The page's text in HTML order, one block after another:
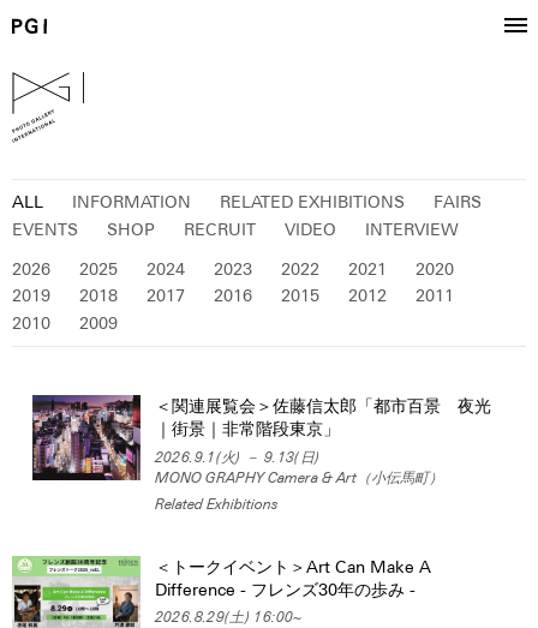
ALL INFORMATION RELATED EXHIBITIONS
FAIRS
EVENTS
SHOP RECRUIT VIDEO INTERVIEW
2026 2025 2024 2023 2022 2021
2020
2019
2018 2017 2016 2015 2012
2011
2010
2009
＜関連展覧会＞佐藤信太郎「都市百景 夜光
｜街景｜非常階段東京」
2026.9.1(火) － 9.13(日)
MONO GRAPHY Camera & Art（小伝馬町）
Related Exhibitions
＜トークイベント＞Art Can Make A
Difference - フレンズ30年の歩み -
2026.8.29(土) 16:00~